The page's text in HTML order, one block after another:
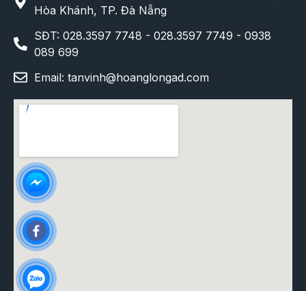
Hòa Khánh, TP. Đà Nẵng
SĐT: 028.3597 7748 - 028.3597 7749 - 0938
089 699
Email: tanvinh@hoanglongad.com